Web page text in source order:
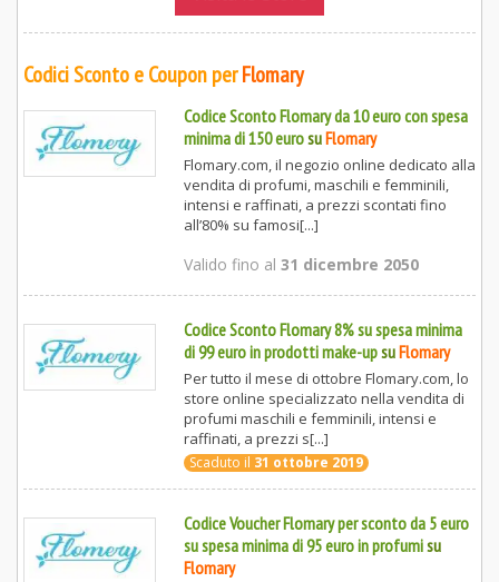
Codici Sconto e Coupon perFlomary
Codice Sconto Flomary da 10 euro con spesa
minima di 150 eurosuFlomary
Flomary.com, il negozio online dedicato alla
vendita di profumi, maschili e femminili,
intensi e raffinati, a prezzi scontati fino
all’80% su famosi[...]
Valido fino al 31 dicembre 2050
Codice Sconto Flomary 8% su spesa minima
di 99 euro in prodotti make-upsuFlomary
Per tutto il mese di ottobre Flomary.com, lo
store online specializzato nella vendita di
profumi maschili e femminili, intensi e
raffinati, a prezzi s[...]
Scaduto il 31 ottobre 2019
Codice Voucher Flomary per sconto da 5 euro
su spesa minima di 95 euro in profumisu
Flomary